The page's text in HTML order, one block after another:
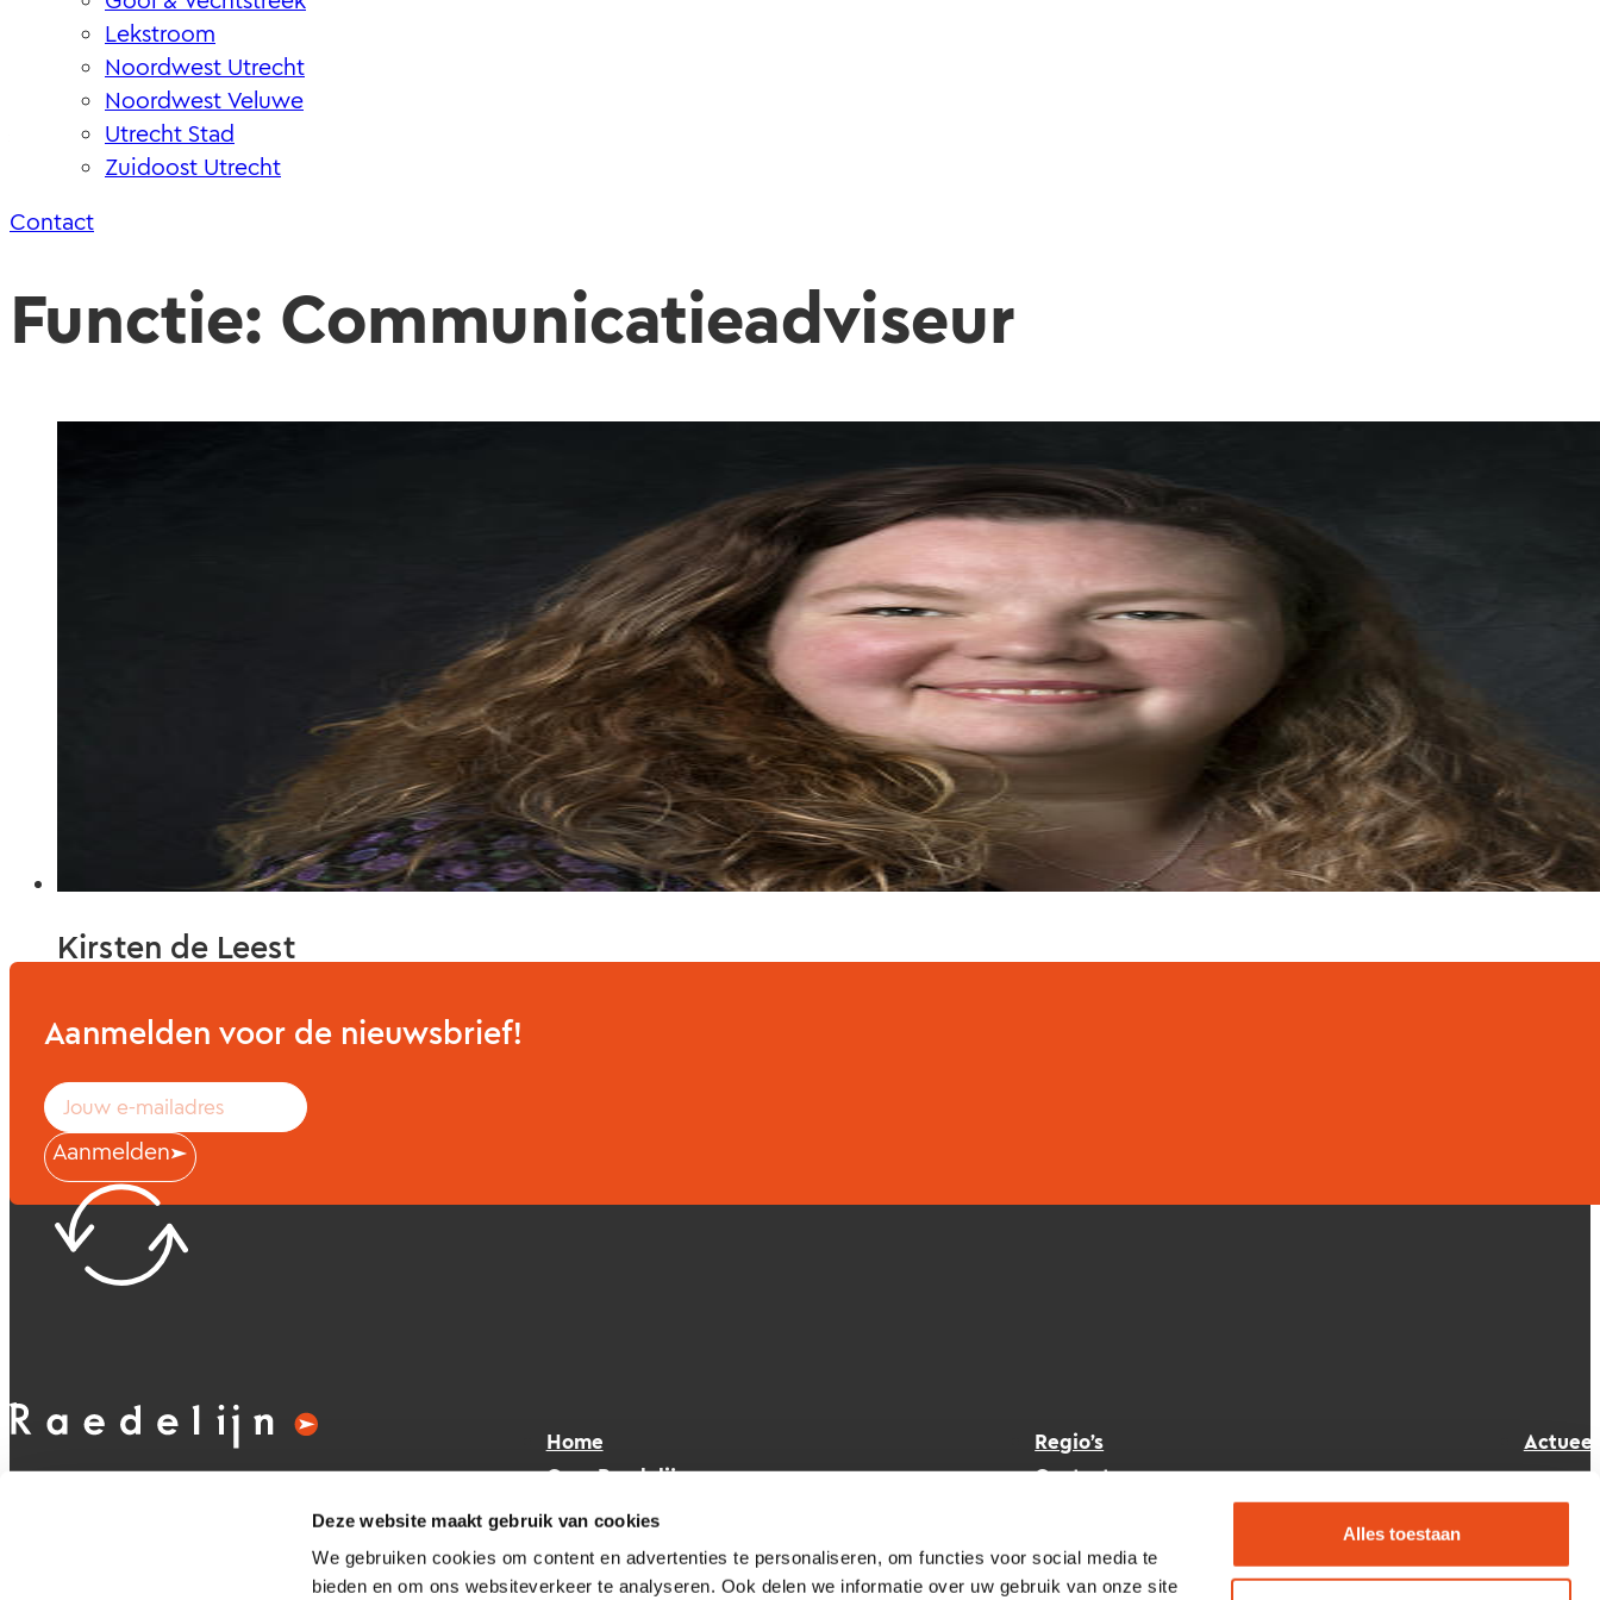
Deze website maakt gebruik van cookies
We gebruiken cookies om content en advertenties te personaliseren, om functies voor social media te
bieden en om ons websiteverkeer te analyseren. Ook delen we informatie over uw gebruik van onze site
Alles toestaan
Lekstroom
Noordwest Utrecht
Noordwest Veluwe
Utrecht Stad
Zuidoost Utrecht
Contact
Functie: Communicatieadviseur
Kirsten de Leest
23 april 2025
Aanmelden voor de nieuwsbrief!
Aanmelden
Home
Over Raedelijn
Focus
Opdrachten
Regio’s
Contact
Vacatures
Actueel